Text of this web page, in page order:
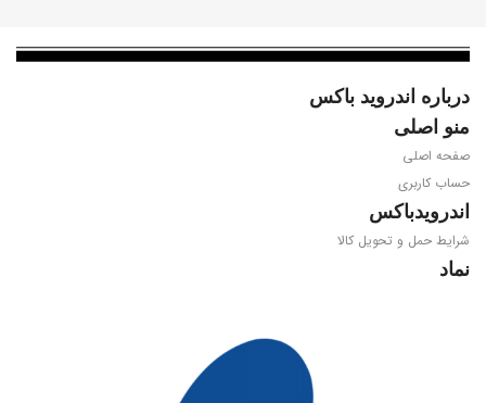
Dual Band 2.4/5.8GHz 802.11
a/b/g/n/ac
درباره اندروید باکس
منو اصلی
صفحه اصلی
حساب کاربری
اندرویدباکس
شرایط حمل و تحویل کالا
نماد